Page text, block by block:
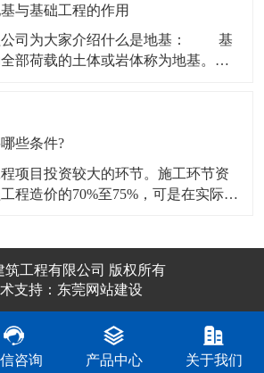
包范围是什么？ 1、一级经营范围
与基础工程的作用
司为大家介绍什么是地基： 基
部荷载的土体或岩体称为地基。地
荷载的土体（或岩体）。为了使建
用而不遭到破坏，要求地基在荷载
些条件?
项目投资较大的环节。施工环节资
程造价的70%至75%，可是在实际施
： 钢构工程哪家好 1、制
筑工程有限公司 版权所有
支持： 东莞网站建设
咨询 产品中心 关于我们